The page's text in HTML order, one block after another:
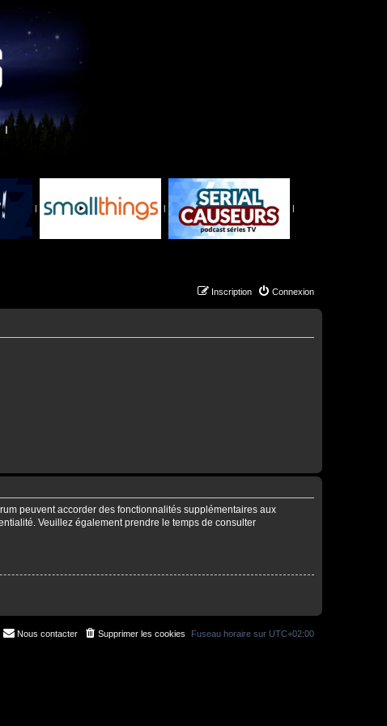
| | |
Connexion
Inscription
peuvent accorder des fonctionnalités supplémentaires aux
Veuillez également prendre le temps de consulter
Fuseau horaire sur UTC+02:00
Supprimer les cookies
Nous contacter